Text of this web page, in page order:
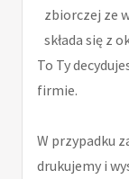
zbiorczej ze
składa się z
To Ty
firmie.
W przypadku
drukujemy i